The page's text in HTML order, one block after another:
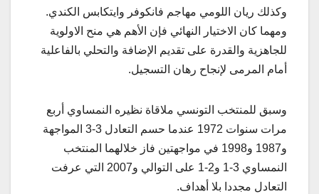
وكذلك ريان اللومي مهاجم فانكوفر وايتكابس الكندي.
ومهما كان الاختيار النهائي فإن الأهم هي منح الاولوية
للجاهزية والقدرة على تقديم الإضافة والتحلي بالفاعلية
أمام المرمى لإنجاح رهان التسجيل.
وسبق للمنتخب التونسي ملاقاة نظيره النمساوي أربع
مرات سنوات 1972 عندما حسم التعادل 3-3 المواجهة
و1987 و1998 في مواجهتين فاز خلالهما المنتخب
النمساوي 3-1 و2-1 على التوالي و2007 التي عرفت
التعادل مجددا بلا أهداف.